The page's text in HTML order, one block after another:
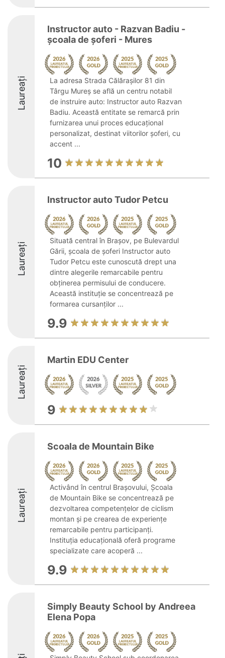
Laureați
Instructor auto - Razvan Badiu -
școala de șoferi - Mures
La adresa Strada Călărașilor 81 din
Târgu Mureș se află un centru notabil
de instruire auto: Instructor auto Razvan
Badiu. Această entitate se remarcă prin
furnizarea unui proces educațional
personalizat, destinat viitorilor șoferi, cu
accent ...
10
Laureați
Instructor auto Tudor Petcu
Situată central în Brașov, pe Bulevardul
Gării, școala de șoferi Instructor auto
Tudor Petcu este cunoscută drept una
dintre alegerile remarcabile pentru
obținerea permisului de conducere.
Această instituție se concentrează pe
formarea cursanților ...
9.9
Laureați
Martin EDU Center
9
Laureați
Scoala de Mountain Bike
Activând în centrul Brașovului, Școala
de Mountain Bike se concentrează pe
dezvoltarea competențelor de ciclism
montan și pe crearea de experiențe
remarcabile pentru participanți.
Instituția educațională oferă programe
specializate care acoperă ...
9.9
Simply Beauty School by Andreea
Elena Popa